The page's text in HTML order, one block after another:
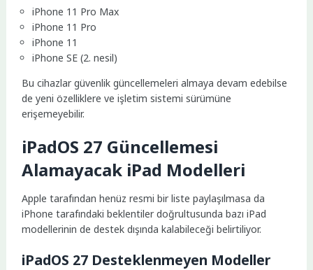
iPhone 11 Pro Max
iPhone 11 Pro
iPhone 11
iPhone SE (2. nesil)
Bu cihazlar güvenlik güncellemeleri almaya devam edebilse
de yeni özelliklere ve işletim sistemi sürümüne
erişemeyebilir.
iPadOS 27 Güncellemesi
Alamayacak iPad Modelleri
Apple tarafından henüz resmi bir liste paylaşılmasa da
iPhone tarafındaki beklentiler doğrultusunda bazı iPad
modellerinin de destek dışında kalabileceği belirtiliyor.
iPadOS 27 Desteklenmeyen Modeller